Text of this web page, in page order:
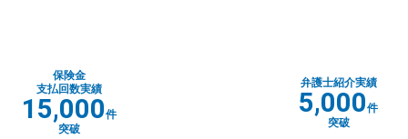
保険金
支払回数実績
15,000件
突破
弁護士紹介実績
5,000件
突破